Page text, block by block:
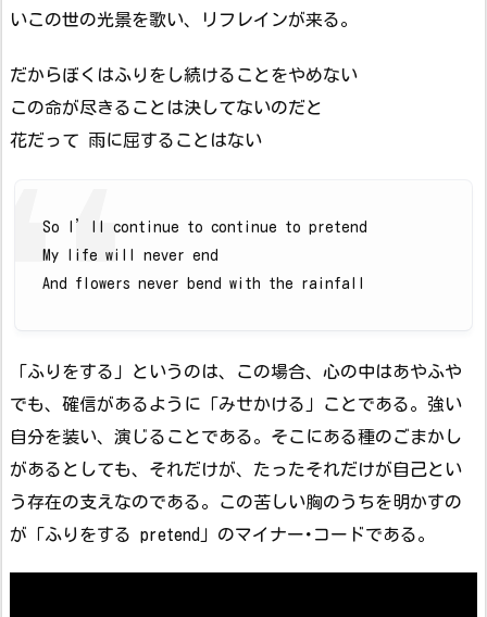
いこの世の光景を歌い、リフレインが来る。
だからぼくはふりをし続けることをやめない
この命が尽きることは決してないのだと
花だって 雨に屈することはない
So I’ll continue to continue to pretend
My life will never end
And flowers never bend with the rainfall
「ふりをする」というのは、この場合、心の中はあやふや
でも、確信があるように「みせかける」ことである。強い
自分を装い、演じることである。そこにある種のごまかし
があるとしても、それだけが、たったそれだけが自己とい
う存在の支えなのである。この苦しい胸のうちを明かすの
が「ふりをする pretend」のマイナー･コードである。